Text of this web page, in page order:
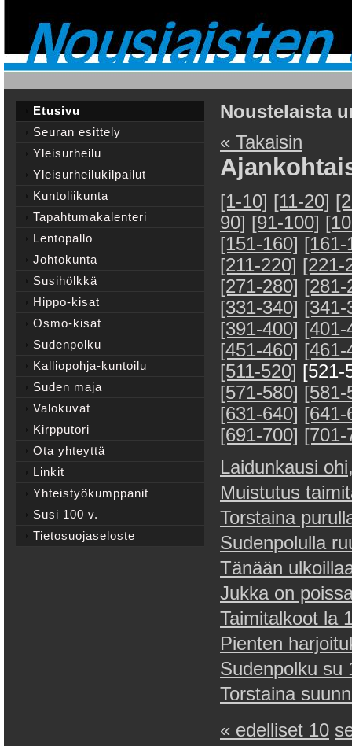
Noustelaista
« Takaisin
[1-10] [11-20]
90] [91-100]
[151-160] [161-
[211-220] [221-
[271-280] [281-
[331-340] [341-
[391-400] [401-
[451-460] [461-
[511-520] [521-
[571-580] [581-
[631-640] [641-
[691-700] [701-
Laidunkausi
Muistutus
Torstaina
Sudenpolulla
Tänään
Jukka on
Taimitalkoot la
Pienten
Sudenpolku su
Torstaina
« edelliset 10
Etusivu
Seuran esittely
Yleisurheilu
Yleisurheilukilpailut
Kuntoliikunta
Tapahtumakalenteri
Lentopallo
Johtokunta
Susihölkkä
Hippo-kisat
Osmo-kisat
Sudenpolku
Kalliopohja-kuntoilu
Suden maja
Valokuvat
Kirpputori
Ota yhteyttä
Linkit
Yhteistyökumppanit
Susi 100 v.
Tietosuojaseloste